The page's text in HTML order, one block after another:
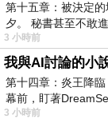
第十五章：被決定
夕。 秘書甚至不敢
3 小時前
我與AI討論的小
第十四章：炎王降
幕前，盯著
3 小時前